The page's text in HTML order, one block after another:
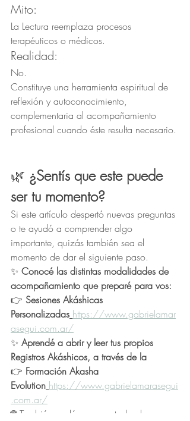
Mito:
La Lectura reemplaza procesos
terapéuticos o médicos.
Realidad:
No.
Constituye una herramienta espiritual de
reflexión y autoconocimiento,
complementaria al acompañamiento
profesional cuando éste resulta necesario.
🌿 ¿Sentís que este puede
ser tu momento?
Si este artículo despertó nuevas preguntas
o te ayudó a comprender algo
importante, quizás también sea el
momento de dar el siguiente paso.
✨ Conocé las distintas modalidades de
acompañamiento que preparé para vos:
👉 Sesiones Akáshicas
Personalizadas https://www.gabrielamar
asegui.com.ar/
✨ Aprendé a abrir y leer tus propios
Registros Akáshicos, a través de la
👉 Formación Akasha
Evolution https://www.gabrielamarasegui
.com.ar/
🌐 También podés recorrer todo el